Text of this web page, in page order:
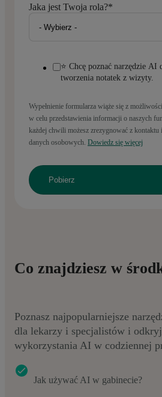
Jaka jest Twoja rola?*
⭐ Chcę poznać narzędzie AI
tworzenia notatek z wizyty.
Wypełnienie formularza wiąże się z
w celu przedstawienia informacji o naszych
każdej chwili możesz zrezygnować z
danych osobowych. Dowiedz się więcej
Co znajdziesz w
Poznasz najpopularniejsze
dla lekarzy i specjalistów i
wykorzystania AI w codziennej
Jak używać AI w gabinecie?